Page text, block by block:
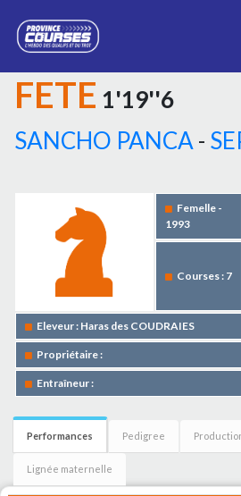
FETE 1'19''6
SANCHO PANCA -
Femelle -
1993
Courses : 7
Eleveur : Haras des COUDRAIES
Propriétaire :
Entraîneur :
Performances Pedigree
Lignée maternelle